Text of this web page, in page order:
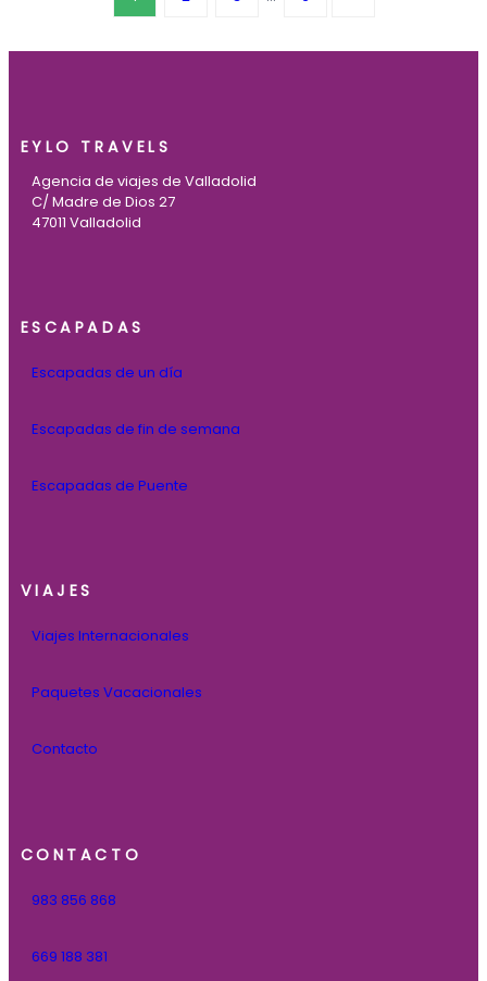
EYLO TRAVELS
Agencia de viajes de Valladolid
C/ Madre de Dios 27
47011 Valladolid
ESCAPADAS
Escapadas de un día
Escapadas de fin de semana
Escapadas de Puente
VIAJES
Viajes Internacionales
Paquetes Vacacionales
Contacto
CONTACTO
983 856 868
669 188 381